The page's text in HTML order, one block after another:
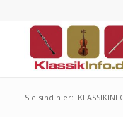
Sie sind hier: